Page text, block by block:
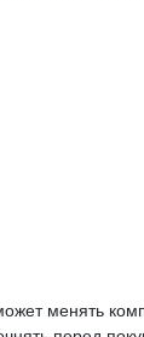
менять